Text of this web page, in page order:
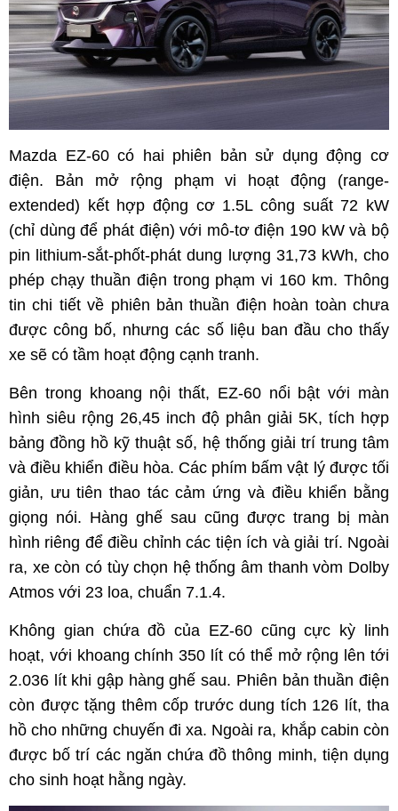
Mazda EZ-60 có hai phiên bản sử dụng động cơ
điện. Bản mở rộng phạm vi hoạt động (range-
extended) kết hợp động cơ 1.5L công suất 72 kW
(chỉ dùng để phát điện) với mô-tơ điện 190 kW và bộ
pin lithium-sắt-phốt-phát dung lượng 31,73 kWh, cho
phép chạy thuần điện trong phạm vi 160 km. Thông
tin chi tiết về phiên bản thuần điện hoàn toàn chưa
được công bố, nhưng các số liệu ban đầu cho thấy
xe sẽ có tầm hoạt động cạnh tranh.
Bên trong khoang nội thất, EZ-60 nổi bật với màn
hình siêu rộng 26,45 inch độ phân giải 5K, tích hợp
bảng đồng hồ kỹ thuật số, hệ thống giải trí trung tâm
và điều khiển điều hòa. Các phím bấm vật lý được tối
giản, ưu tiên thao tác cảm ứng và điều khiển bằng
giọng nói. Hàng ghế sau cũng được trang bị màn
hình riêng để điều chỉnh các tiện ích và giải trí. Ngoài
ra, xe còn có tùy chọn hệ thống âm thanh vòm Dolby
Atmos với 23 loa, chuẩn 7.1.4.
Không gian chứa đồ của EZ-60 cũng cực kỳ linh
hoạt, với khoang chính 350 lít có thể mở rộng lên tới
2.036 lít khi gập hàng ghế sau. Phiên bản thuần điện
còn được tặng thêm cốp trước dung tích 126 lít, tha
hồ cho những chuyến đi xa. Ngoài ra, khắp cabin còn
được bố trí các ngăn chứa đồ thông minh, tiện dụng
cho sinh hoạt hằng ngày.